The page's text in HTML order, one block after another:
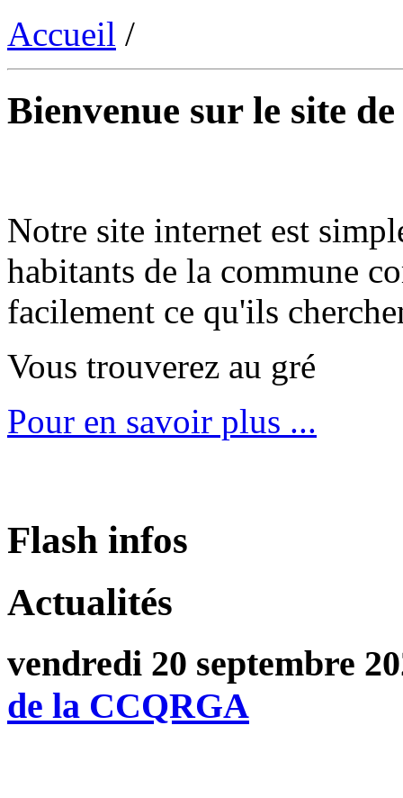
Accueil /
Bienvenue sur le site
Notre site internet est
habitants de la commune
facilement ce qu'ils
Vous trouverez au gré
Pour en savoir plus ...
Flash infos
Actualités
vendredi 20 septembre
de la CCQRGA